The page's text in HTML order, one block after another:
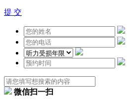
提 交
微信扫一扫